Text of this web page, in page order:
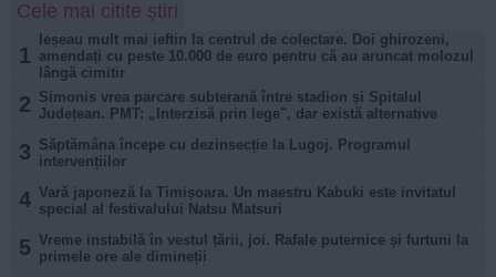
Cele mai citite știri
1
Ieșeau mult mai ieftin la centrul de colectare. Doi ghirozeni,
amendați cu peste 10.000 de euro pentru că au aruncat molozul
lângă cimitir
2 Simonis vrea parcare subterană între stadion și Spitalul
Județean. PMT: „Interzisă prin lege", dar există alternative
3 Săptămâna începe cu dezinsecție la Lugoj. Programul
intervențiilor
4 Vară japoneză la Timișoara. Un maestru Kabuki este invitatul
special al festivalului Natsu Matsuri
5 Vreme instabilă în vestul țării, joi. Rafale puternice și furtuni la
primele ore ale dimineții